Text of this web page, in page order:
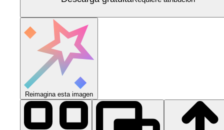
Reimagina esta imagen